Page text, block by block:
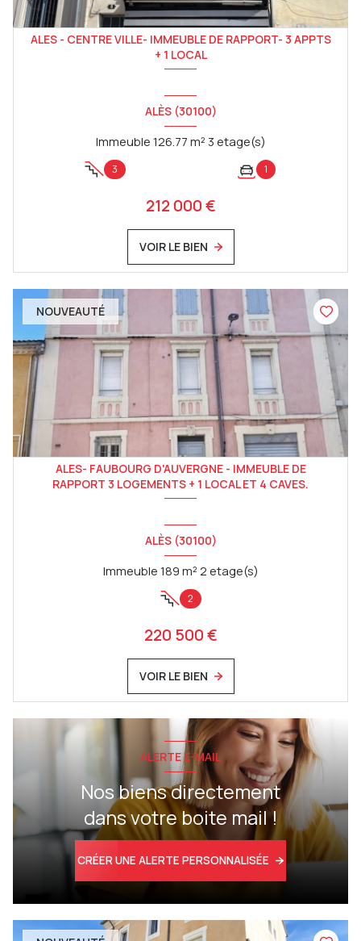
ALES - CENTRE VILLE- IMMEUBLE DE RAPPORT- 3 APPTS
+ 1 LOCAL
ALÈS (30100)
Immeuble 126.77 m² 3 etage(s)
3 1
212 000 €
VOIR LE BIEN
NOUVEAUTÉ
ALES- FAUBOURG D'AUVERGNE - IMMEUBLE DE
RAPPORT 3 LOGEMENTS + 1 LOCAL ET 4 CAVES.
ALÈS (30100)
Immeuble 189 m² 2 etage(s)
2
220 500 €
VOIR LE BIEN
ALERTE E-MAIL
Nos biens directement
dans votre boite mail !
CRÉER UNE ALERTE PERSONNALISÉE